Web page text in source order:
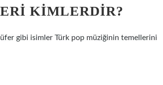
KIMLERDIR?
gibi isimler Türk pop müziğinin temellerini